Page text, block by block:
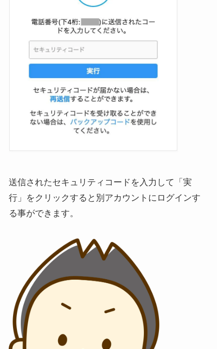
送信されたセキュリティコードを入力して「実
行」をクリックすると別アカウントにログインす
る事ができます。